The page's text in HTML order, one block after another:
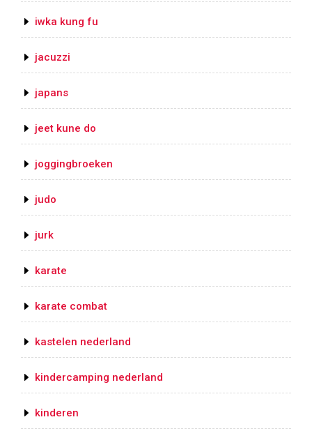
iwka kung fu
jacuzzi
japans
jeet kune do
joggingbroeken
judo
jurk
karate
karate combat
kastelen nederland
kindercamping nederland
kinderen